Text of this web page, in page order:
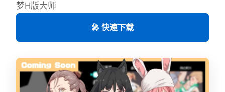
梦H版大师
🎤 快速下载